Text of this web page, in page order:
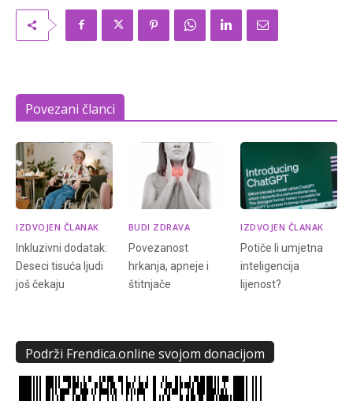
Povezani članci
IZDVOJEN ČLANAK
Inkluzivni dodatak:
Deseci tisuća ljudi
još čekaju
BUDI ZDRAVA
Povezanost
hrkanja, apneje i
štitnjače
IZDVOJEN ČLANAK
Potiče li umjetna
inteligencija
lijenost?
Podrži Frendica.online svojom donacijom